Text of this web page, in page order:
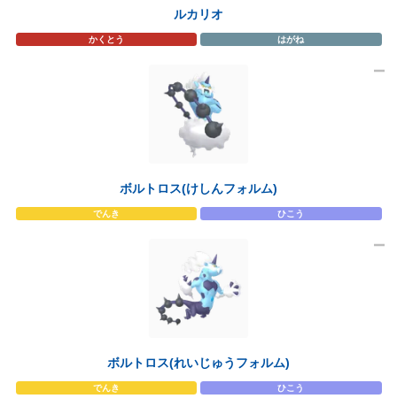
ルカリオ
かくとう はがね
ボルトロス(けしんフォルム)
でんき ひこう
ボルトロス(れいじゅうフォルム)
でんき ひこう